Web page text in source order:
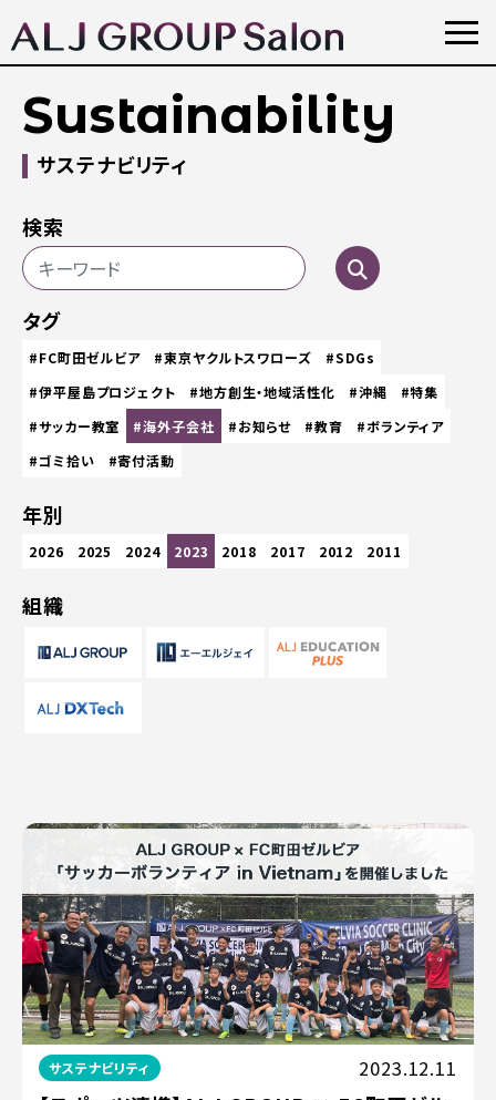
Sustainability
サステナビリティ
検索
タグ
#FC町田ゼルビア #東京ヤクルトスワローズ
#SDGs
#伊平屋島プロジェクト
#地方創生・地域活性化 #沖縄
#特集
#サッカー教室
#海外子会社 #お知らせ #教育
#ボランティア
#ゴミ拾い
#寄付活動
年別
2026 2025 2024 2023 2018 2017 2012 2011
組織
サステナビリティ 2023.12.11